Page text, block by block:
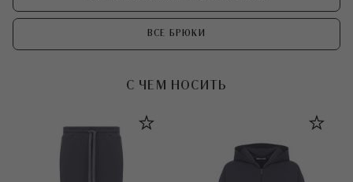
ВСЕ БРЮКИ
С ЧЕМ НОСИТЬ